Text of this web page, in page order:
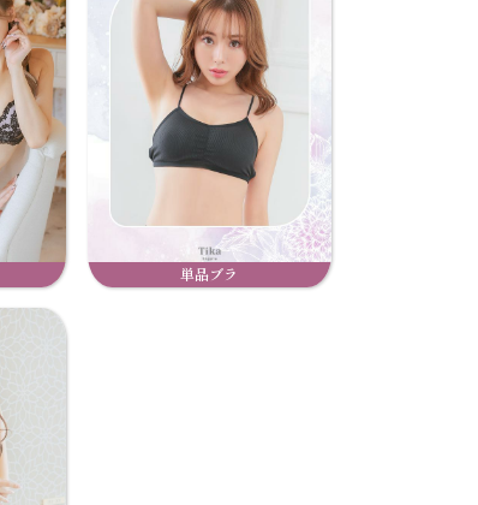
単品ブラ